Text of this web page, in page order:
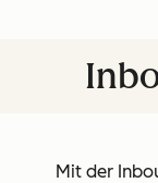
Mit der